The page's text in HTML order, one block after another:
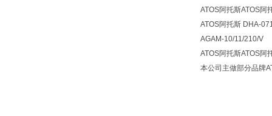
ATOS阿托斯ATOS阿
ATOS阿托斯 DHA-
AGAM-10/11/210/V
ATOS阿托斯ATOS阿
本公司主做部分品牌